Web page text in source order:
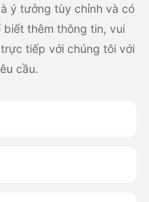
ý tưởng tùy chỉnh và có
thêm thông tin, vui
tiếp với chúng tôi với
cầu.